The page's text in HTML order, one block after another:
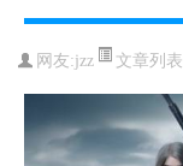
网友:jzz 文章列表